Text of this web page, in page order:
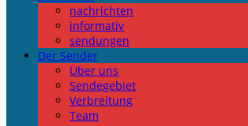
nachrichten
informativ
sendungen
Der Sender
Über uns
Sendegebiet
Verbreitung
Team